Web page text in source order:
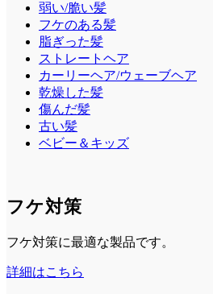
弱い/脆い髪
フケのある髪
脂ぎった髪
ストレートヘア
カーリーヘア/ウェーブヘア
乾燥した髪
傷んだ髪
古い髪
ベビー＆キッズ
フケ対策
フケ対策に最適な製品です。
詳細はこちら